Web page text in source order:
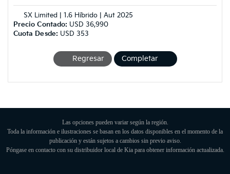
SX Limited | 1.6 Híbrido | Aut 2025
Precio Contado: USD 36,990
Cuota Desde: USD 353
Regresar Completar
Las opciones pueden variar según la región.
Toda la información e ilustraciones se basan en los datos disponibles en el momento de la
publicación y están sujetos a cambios sin previo aviso.
Póngase en contacto con su distribuidor local de Kia para obtener información actualizada.